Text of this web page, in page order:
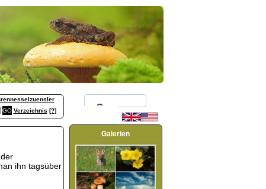
Verzeichnis [?]
ihn tagsüber
Galerien